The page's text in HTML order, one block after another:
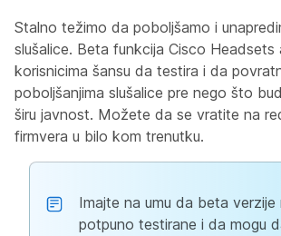
Stalno težimo da poboljšamo i
slušalice. Beta funkcija Cisco Headsets
korisnicima šansu da testira i da
poboljšanjima slušalice pre nego što
širu javnost. Možete da se vratite na
firmvera u bilo kom trenutku.
Imajte na umu da beta verzije
potpuno testirane i da mogu